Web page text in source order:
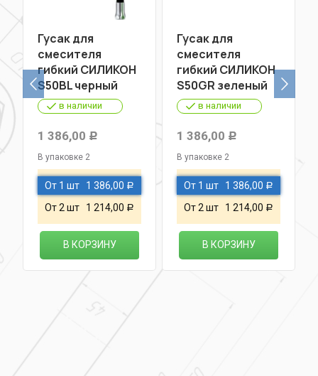
Гусак для
смесителя
гибкий СИЛИКОН
S50BL черный
в наличии
1 386,00 Р
В упаковке 2
От 1 шт 1 386,00 Р
От 2 шт 1 214,00 Р
В КОРЗИНУ
Гусак для
смесителя
гибкий СИЛИКОН
S50GR зеленый
в наличии
1 386,00 Р
В упаковке 2
От 1 шт 1 386,00 Р
От 2 шт 1 214,00 Р
В КОРЗИНУ